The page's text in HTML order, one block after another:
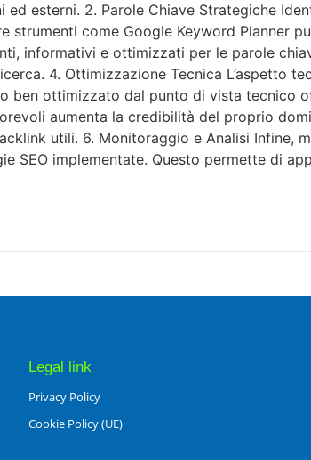
esterni. 2. Parole Chiave Strategiche
come Google Keyword Planner
informativi e ottimizzati per le parole
4. Ottimizzazione Tecnica L’aspetto
ottimizzato dal punto di vista tecnico
aumenta la credibilità del proprio
utili. 6. Monitoraggio e Analisi Infine,
SEO implementate. Questo permette di
Legal link
Privacy Policy
Cookie Policy (UE)